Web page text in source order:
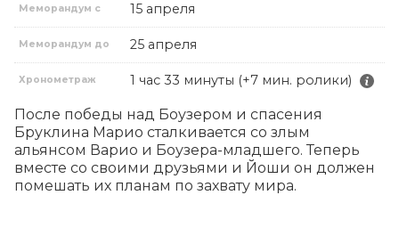
Меморандум с 15 апреля
Меморандум до 25 апреля
Хронометраж 1 час 33 минуты (+7 мин. ролики)
После победы над Боузером и спасения
Бруклина Марио сталкивается со злым
альянсом Варио и Боузера-младшего. Теперь
вместе со своими друзьями и Йоши он должен
помешать их планам по захвату мира.